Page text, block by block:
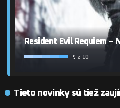
Resident Evil Requiem –
9 z 10
Tieto novinky sú tiež